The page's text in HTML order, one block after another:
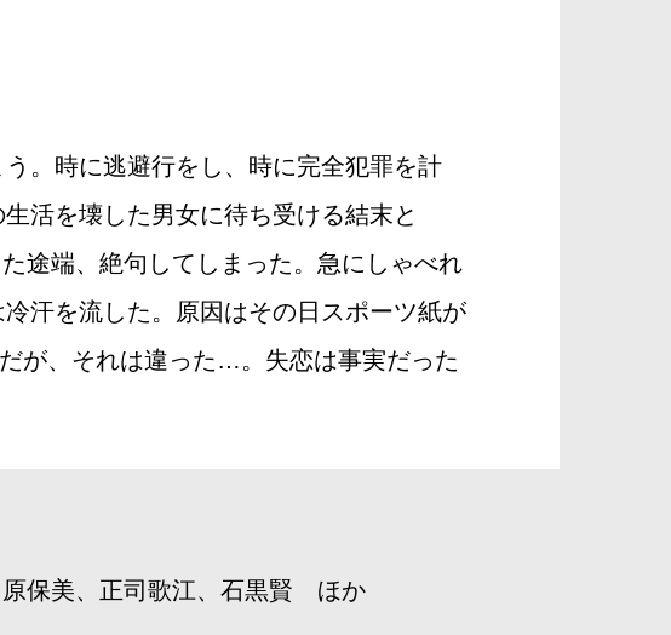
。時に逃避行をし、時に完全犯罪を計
活を壊した男女に待ち受ける結末と
途端、絶句してしまった。急にしゃべれ
汗を流した。原因はその日スポーツ紙が
が、それは違った…。失恋は事実だった
原保美、正司歌江、石黒賢 ほか